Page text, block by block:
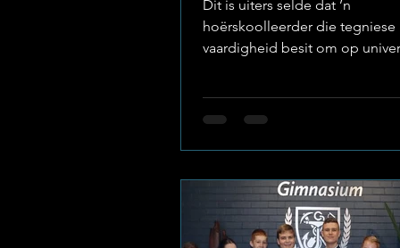
Dit is uiters selde dat ’n
hoërskoolleerder die tegniese
vaardigheid besit om op
Potchefstroom Gimnasium, is
Gimnasium Die
van absolute trots ná Nico se
optrede verlede Saterdag as
die gesogte NWU (Noordwes-
Universiteit) Simfonie-orkes se